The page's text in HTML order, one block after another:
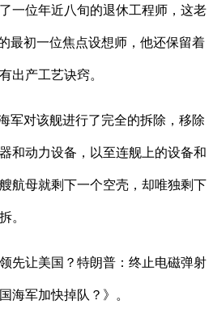
位年近八旬的退休工程师，这老
最初一位焦点设想师，他还保留着
出产工艺诀窍。
对该舰进行了完全的拆除，移除
和动力设备，以至连舰上的设备和
航母就剩下一个空壳，却唯独剩下
。
让美国？特朗普：终止电磁弹射
海军加快掉队？》。